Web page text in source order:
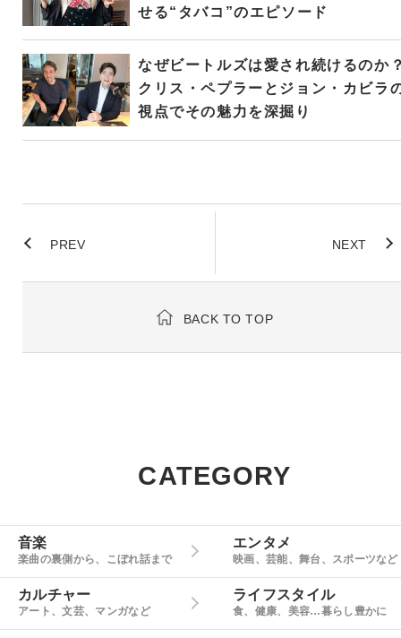
せる“タバコ”のエピソード
なぜビートルズは愛され続けるのか
クリス・ペプラーとジョン・カビラ
視点でその魅力を深掘り
PREV NEXT
BACK TO TOP
CATEGORY
音楽
楽曲の裏側から、こぼれ話まで
エンタメ
映画、芸能、舞台、スポーツなど
カルチャー
アート、文芸、マンガなど
ライフスタイル
食、健康、美容…暮らし豊かに